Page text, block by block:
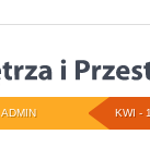
KWI -
ADMIN